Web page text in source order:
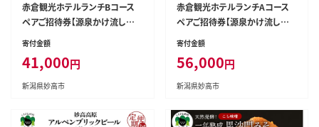
赤倉観光ホテルランチBコース
ペアご招待券【源泉かけ流し温
泉ご入浴付】新潟県妙高市
寄付金額
41,000円
新潟県妙高市
赤倉観光ホテルランチAコース
ペアご招待券【源泉かけ流し温
泉ご入浴付】新潟県妙高市
寄付金額
56,000円
新潟県妙高市